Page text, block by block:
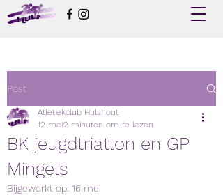
Post
BK jeugdtriatlon en GP
Mingels
Atletiekclub Hulshout
12 mei2 minuten om te lezen
Bijgewerkt op: 16 mei